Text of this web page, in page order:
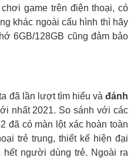
game trên điện thoại, có
khác ngoài cấu hình thì hãy
6GB/128GB cũng đảm bảo
đã lần lượt tìm hiểu và đánh
nhất 2021. So sánh với các
đã có màn lột xác hoàn toàn
trẻ trung, thiết kế hiện đại
người dùng trẻ. Ngoài ra